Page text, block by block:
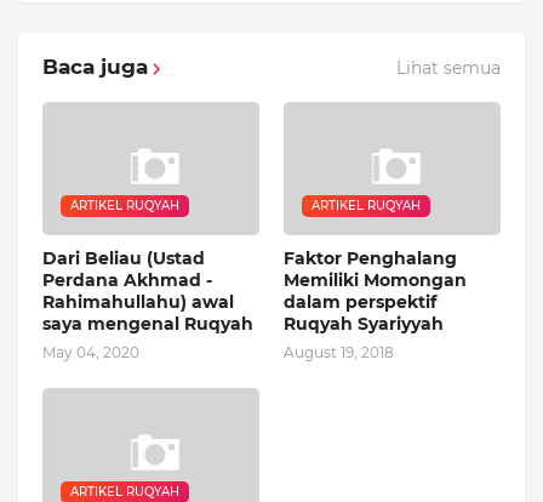
Baca juga Lihat semua
ARTIKEL RUQYAH
Dari Beliau (Ustad
Perdana Akhmad -
Rahimahullahu) awal
saya mengenal Ruqyah
May 04, 2020
ARTIKEL RUQYAH
Faktor Penghalang
Memiliki Momongan
dalam perspektif
Ruqyah Syariyyah
August 19, 2018
ARTIKEL RUQYAH